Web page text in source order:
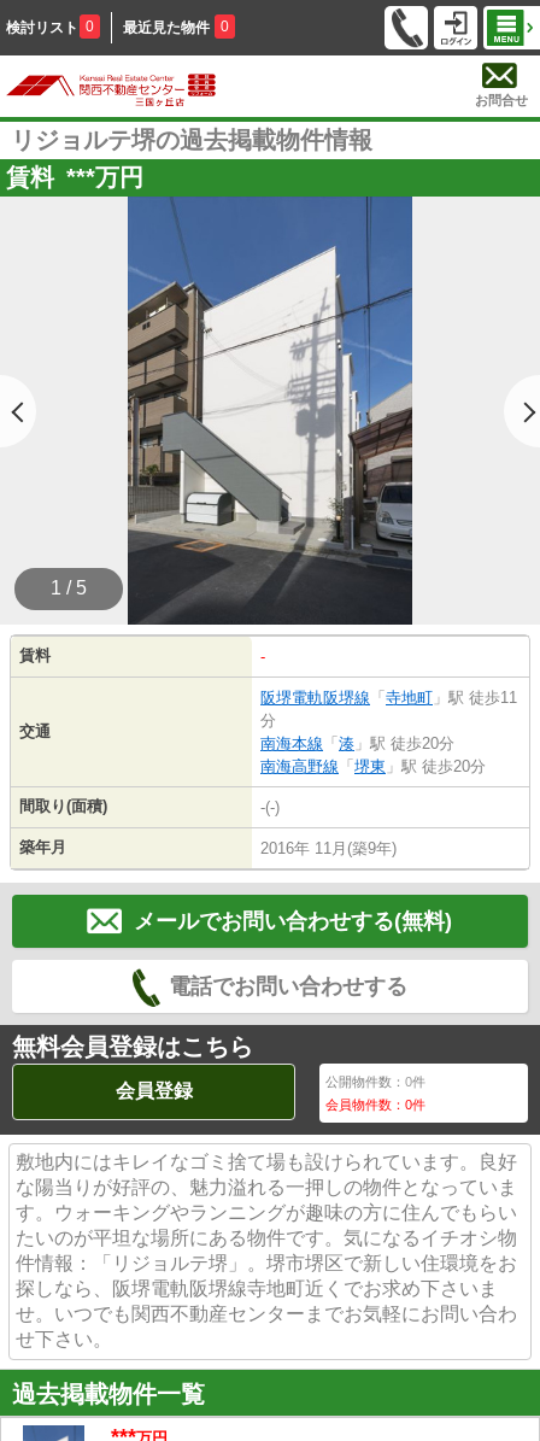
検討リスト 0 最近見た物件 0
お問合せ
リジョルテ堺の過去掲載物件情報
賃料 ***万円
1 / 5
賃料 -
交通
阪堺電軌阪堺線 「 寺地町 」駅 徒歩11
分
南海本線 「 湊 」駅 徒歩20分
南海高野線 「 堺東 」駅 徒歩20分
間取り(面積) -(-)
築年月 2016年 11月(築9年)
メールでお問い合わせする(無料)
電話でお問い合わせする
無料会員登録はこちら
会員登録 公開物件数：0件
会員物件数：0件
敷地内にはキレイなゴミ捨て場も設けられています。良好
な陽当りが好評の、魅力溢れる一押しの物件となっていま
す。ウォーキングやランニングが趣味の方に住んでもらい
たいのが平坦な場所にある物件です。気になるイチオシ物
件情報：「リジョルテ堺」。堺市堺区で新しい住環境をお
探しなら、阪堺電軌阪堺線寺地町近くでお求め下さいま
せ。いつでも関西不動産センターまでお気軽にお問い合わ
せ下さい。
過去掲載物件一覧